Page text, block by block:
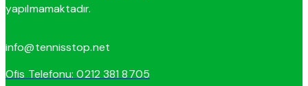
yapılmamaktadır.
info@tennisstop.net
Ofis Telefonu: 0212 381 8705